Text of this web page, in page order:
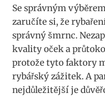
Se správným
zaručíte⁣ si, že
správný ​šmrnc.
kvality oček ⁣a
‍protože⁣ tyto faktory
rybářský zážitek. A
nejdůležitější je